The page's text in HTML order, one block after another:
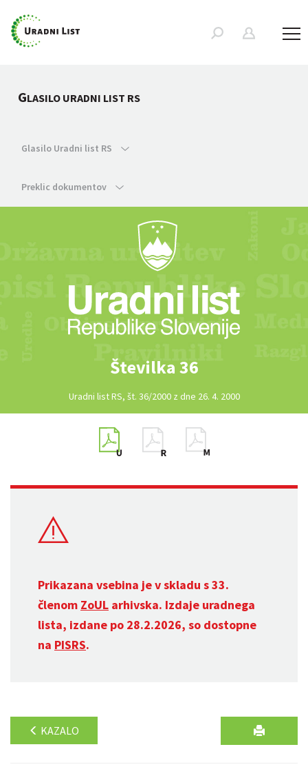
GLASILO URADNI LIST RS
Glasilo Uradni list RS
Preklic dokumentov
Številka 36
Uradni list RS, št. 36/2000 z dne 26. 4. 2000
Prikazana vsebina je v skladu s 33.
členom ZoUL arhivska. Izdaje uradnega
lista, izdane po 28.2.2026, so dostopne
na PISRS.
KAZALO